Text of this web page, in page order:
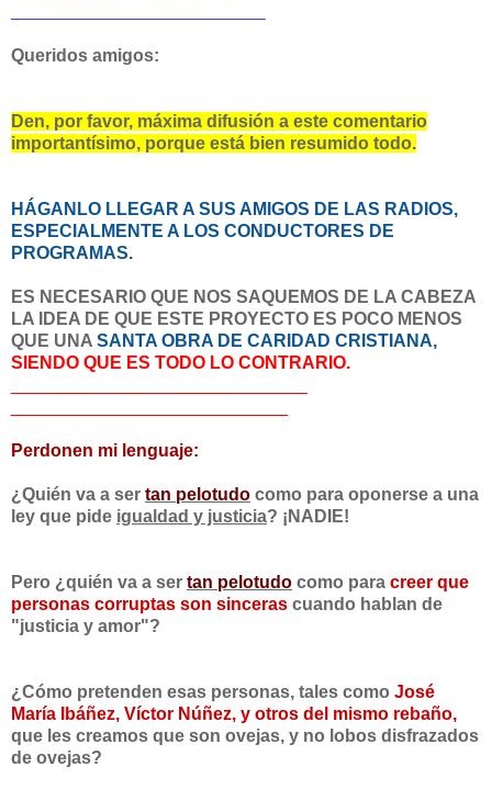
Queridos amigos:
Den, por favor, máxima difusión a este comentario
importantísimo, porque está bien resumido todo.
HÁGANLO LLEGAR A SUS AMIGOS DE LAS RADIOS,
ESPECIALMENTE A LOS CONDUCTORES DE
PROGRAMAS.
ES NECESARIO QUE NOS SAQUEMOS DE LA CABEZA
LA IDEA DE QUE ESTE PROYECTO ES POCO MENOS
QUE UNA SANTA OBRA DE CARIDAD CRISTIANA,
SIENDO QUE ES TODO LO CONTRARIO.
Perdonen mi lenguaje:
¿Quién va a ser tan pelotudo como para oponerse a una
ley que pide igualdad y justicia? ¡NADIE!
Pero ¿quién va a ser tan pelotudo como para creer que
personas corruptas son sinceras cuando hablan de
"justicia y amor"?
¿Cómo pretenden esas personas, tales como José
María Ibáñez, Víctor Núñez, y otros del mismo rebaño,
que les creamos que son ovejas, y no lobos disfrazados
de ovejas?